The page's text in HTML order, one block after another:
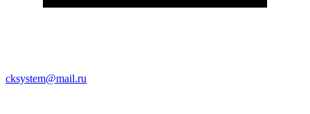
cksystem@mail.ru